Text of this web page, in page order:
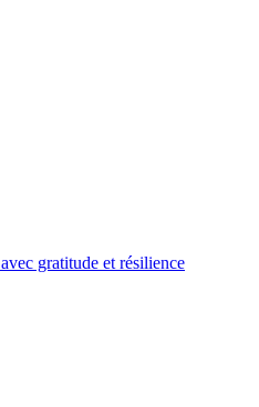
gratitude et résilience